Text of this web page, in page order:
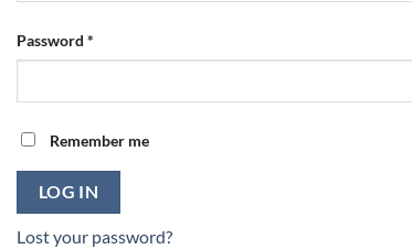
Password *
Remember me
LOG IN
Lost your password?